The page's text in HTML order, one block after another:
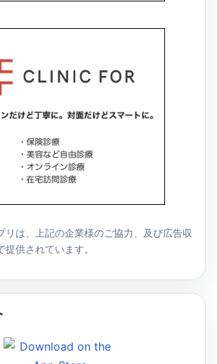
リは、上記の企業様のご協力、及び広告収
提供されています。